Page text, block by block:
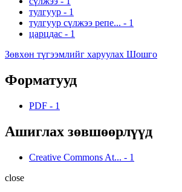
тулгуур - 1
тулгуур сүлжээ репе... - 1
царцдас - 1
Зөвхөн түгээмлийг харуулах Шошго
Форматууд
PDF - 1
Ашиглах зөвшөөрлүүд
Creative Commons At... - 1
close